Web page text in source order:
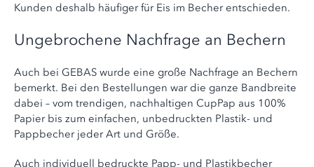
Kunden deshalb häufiger für Eis im Becher entschieden.
Ungebrochene Nachfrage an Bechern
Auch bei GEBAS wurde eine große Nachfrage an Bechern
bemerkt. Bei den Bestellungen war die ganze Bandbreite
dabei – vom trendigen, nachhaltigen CupPap aus 100%
Papier bis zum einfachen, unbedruckten Plastik- und
Pappbecher jeder Art und Größe.
Auch individuell bedruckte Papp- und Plastikbecher